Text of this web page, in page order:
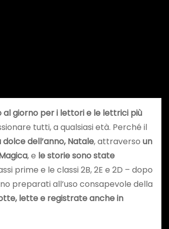
al giorno per i lettori e le lettrici più
tutti, a qualsiasi età. Perché il
dell’anno, Natale, attraverso un
, e le storie sono state
prime e le classi 2B, 2E e 2D – dopo
preparati all’uso consapevole della
lette e registrate anche in